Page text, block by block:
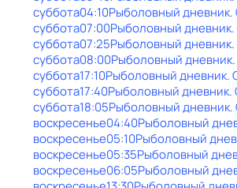
суббота04:10Рыболовный дневник.
суббота07:00Рыболовный дневник
суббота07:25Рыболовный дневник
суббота08:00Рыболовный дневник
суббота17:10Рыболовный дневник.
суббота17:40Рыболовный дневник.
суббота18:05Рыболовный дневник.
воскресенье04:40Рыболовный
воскресенье05:10Рыболовный
воскресенье05:35Рыболовный
воскресенье06:05Рыболовный